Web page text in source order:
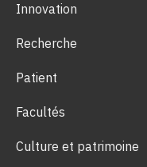
Innovation
Recherche
Patient
Facultés
Culture et patrimoine